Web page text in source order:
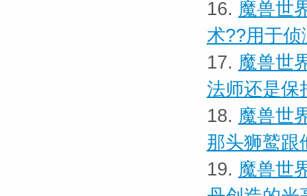
16. 魔兽世
术??用于侦
17. 魔兽世
法师还是保
18. 魔兽世
那头狮鹫跟
19. 魔兽世